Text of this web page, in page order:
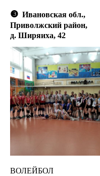
❸ Ивановская обл.,
Приволжский район,
д. Ширяиха, 42
ВОЛЕЙБОЛ